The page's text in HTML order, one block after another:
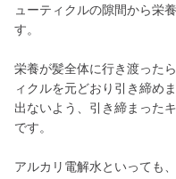
ューティクルの隙間から栄
す。
栄養が髪全体に行き渡った
ィクルを元どおり引き締め
出ないよう、引き締まった
です。
アルカリ電解水といっても